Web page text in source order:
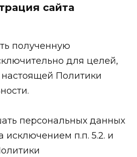
сайта
полученную
для целей,
настоящей Политики
персональных данных
исключением п.п. 5.2. и